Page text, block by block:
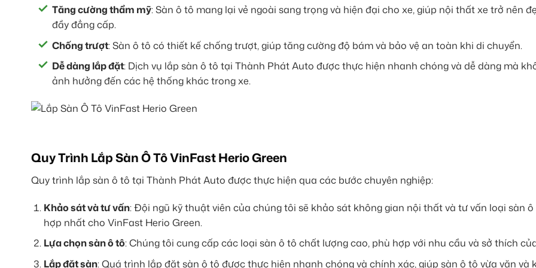
Tăng cường thẩm mỹ: Sàn ô tô mang lại vẻ ngoài sang trọng và hiện đại cho xe, giúp nội thất xe trở nên
đầy đẳng cấp.
Chống trượt: Sàn ô tô có thiết kế chống trượt, giúp tăng cường độ bám và bảo vệ an toàn khi di chuyển.
Dễ dàng lắp đặt: Dịch vụ lắp sàn ô tô tại Thành Phát Auto được thực hiện nhanh chóng và dễ dàng mà
ảnh hưởng đến các hệ thống khác trong xe.
Quy Trình Lắp Sàn Ô Tô VinFast Herio Green
Quy trình lắp sàn ô tô tại Thành Phát Auto được thực hiện qua các bước chuyên nghiệp:
Khảo sát và tư vấn: Đội ngũ kỹ thuật viên của chúng tôi sẽ khảo sát không gian nội thất và tư vấn loại sàn
hợp nhất cho VinFast Herio Green.
Lựa chọn sàn ô tô: Chúng tôi cung cấp các loại sàn ô tô chất lượng cao, phù hợp với nhu cầu và sở thích
Lắp đặt sàn: Quá trình lắp đặt sàn ô tô được thực hiện nhanh chóng và chính xác, giúp sàn ô tô vừa vặn và